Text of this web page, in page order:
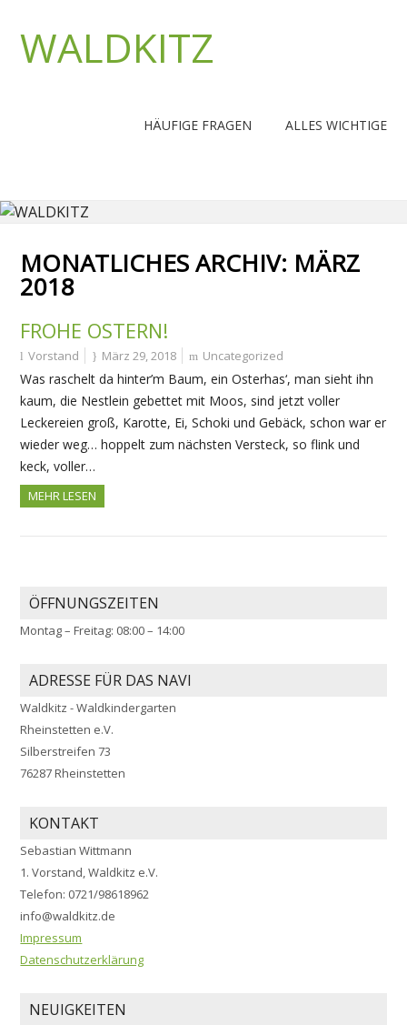
WALDKITZ
HÄUFIGE FRAGEN ALLES WICHTIGE
MONATLICHES ARCHIV: MÄRZ
2018
FROHE OSTERN!
Vorstand März 29, 2018 Uncategorized
Was raschelt da hinter’m Baum, ein Osterhas‘, man sieht ihn
kaum, die Nestlein gebettet mit Moos, sind jetzt voller
Leckereien groß, Karotte, Ei, Schoki und Gebäck, schon war er
wieder weg… hoppelt zum nächsten Versteck, so flink und
keck, voller…
MEHR LESEN
ÖFFNUNGSZEITEN
Montag – Freitag: 08:00 – 14:00
ADRESSE FÜR DAS NAVI
Waldkitz - Waldkindergarten
Rheinstetten e.V.
Silberstreifen 73
76287 Rheinstetten
KONTAKT
Sebastian Wittmann
1. Vorstand, Waldkitz e.V.
Telefon: 0721/98618962
info@waldkitz.de
Impressum
Datenschutzerklärung
NEUIGKEITEN